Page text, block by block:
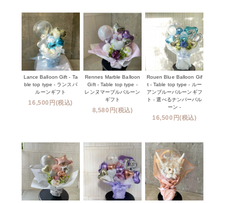
Lance Balloon Gift - Ta
ble top type - ランスバ
ルーンギフト
16,500円(税込)
Rennes Marble Balloon
Gift - Table top type -
レンヌマーブルバルーン
ギフト
8,580円(税込)
Rouen Blue Balloon Gif
t - Table top type - ルー
アンブルーバルーンギフ
ト - 選べるナンバーバル
ーン -
16,500円(税込)